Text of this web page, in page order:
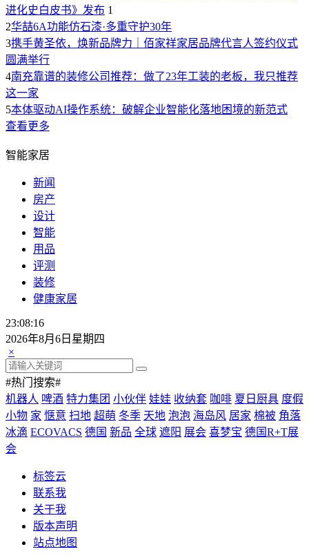
进化史白皮书》发布 1
2华喆6A功能仿石漆·多重守护30年
3携手黄圣依，焕新品牌力｜佰家祥家居品牌代言人签约仪式
圆满举行
4南充靠谱的装修公司推荐：做了23年工装的老板，我只推荐
这一家
5本体驱动AI操作系统：破解企业智能化落地困境的新范式
查看更多
智能家居
新闻
房产
设计
智能
用品
评测
装修
健康家居
23:08:16
2026年8月6日星期四
×
#热门搜索#
机器人 啤酒 特力集团 小伙伴 娃娃 收纳套 咖啡 夏日厨具 度假
小物 家 惬意 扫地 超萌 冬季 天地 泡泡 海岛风 居家 棉被 角落
冰滴 ECOVACS 德国 新品 全球 遮阳 展会 喜梦宝 德国R+T展
会
标签云
联系我
关于我
版本声明
站点地图